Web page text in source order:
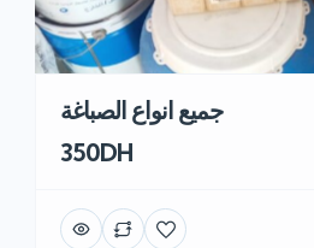
جميع انواع الصباغة
350DH